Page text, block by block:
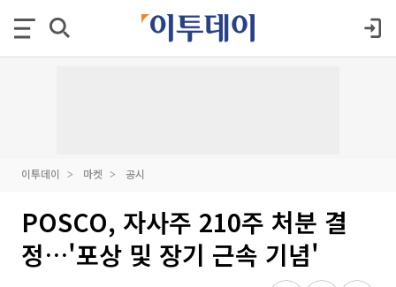
이투데이 마켓 공시
POSCO, 자사주 210주 처분 결
정…'포상 및 장기 근속 기념'